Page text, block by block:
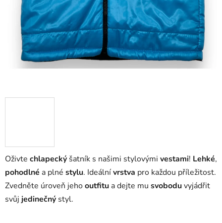
Oživte chlapecký šatník s našimi stylovými vestami! Lehké,
pohodlné a plné stylu. Ideálnívrstva pro každou příležitost.
Zvedněte úroveň jehooutfitu a dejte mu svoboduvyjádřit
svůj jedinečný styl.